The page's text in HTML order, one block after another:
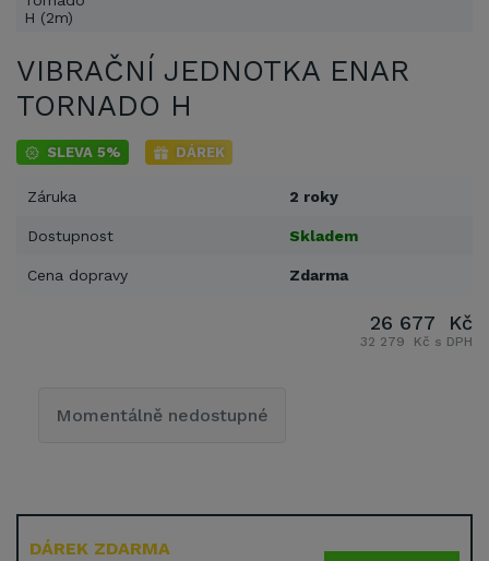
VIBRAČNÍ JEDNOTKA ENAR
TORNADO H
SLEVA 5% DÁREK
Záruka 2 roky
Dostupnost Skladem
Cena dopravy Zdarma
DÁREK ZDARMA
26 677 Kč
32 279 Kč s DPH
Momentálně nedostupné